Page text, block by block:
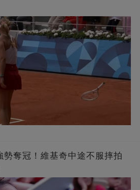
奪冠！維基奇中途不服摔拍